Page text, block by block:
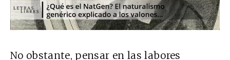
No obstante, pensar en las labores